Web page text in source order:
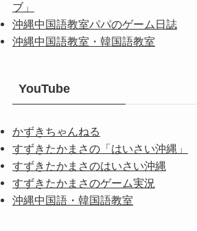
ブ」
沖縄中国語教室パパのゲーム日誌
沖縄中国語教室・韓国語教室
YouTube
かずきちゃんねる
すずきたかまさの「はいさい沖縄」
すずきたかまさのはいさい沖縄
すずきたかまさのゲーム実況
沖縄中国語・韓国語教室